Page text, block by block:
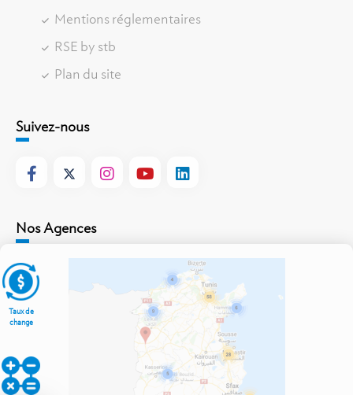
Mentions réglementaires
RSE by stb
Plan du site
Suivez-nous
Nos Agences
Taux de
change